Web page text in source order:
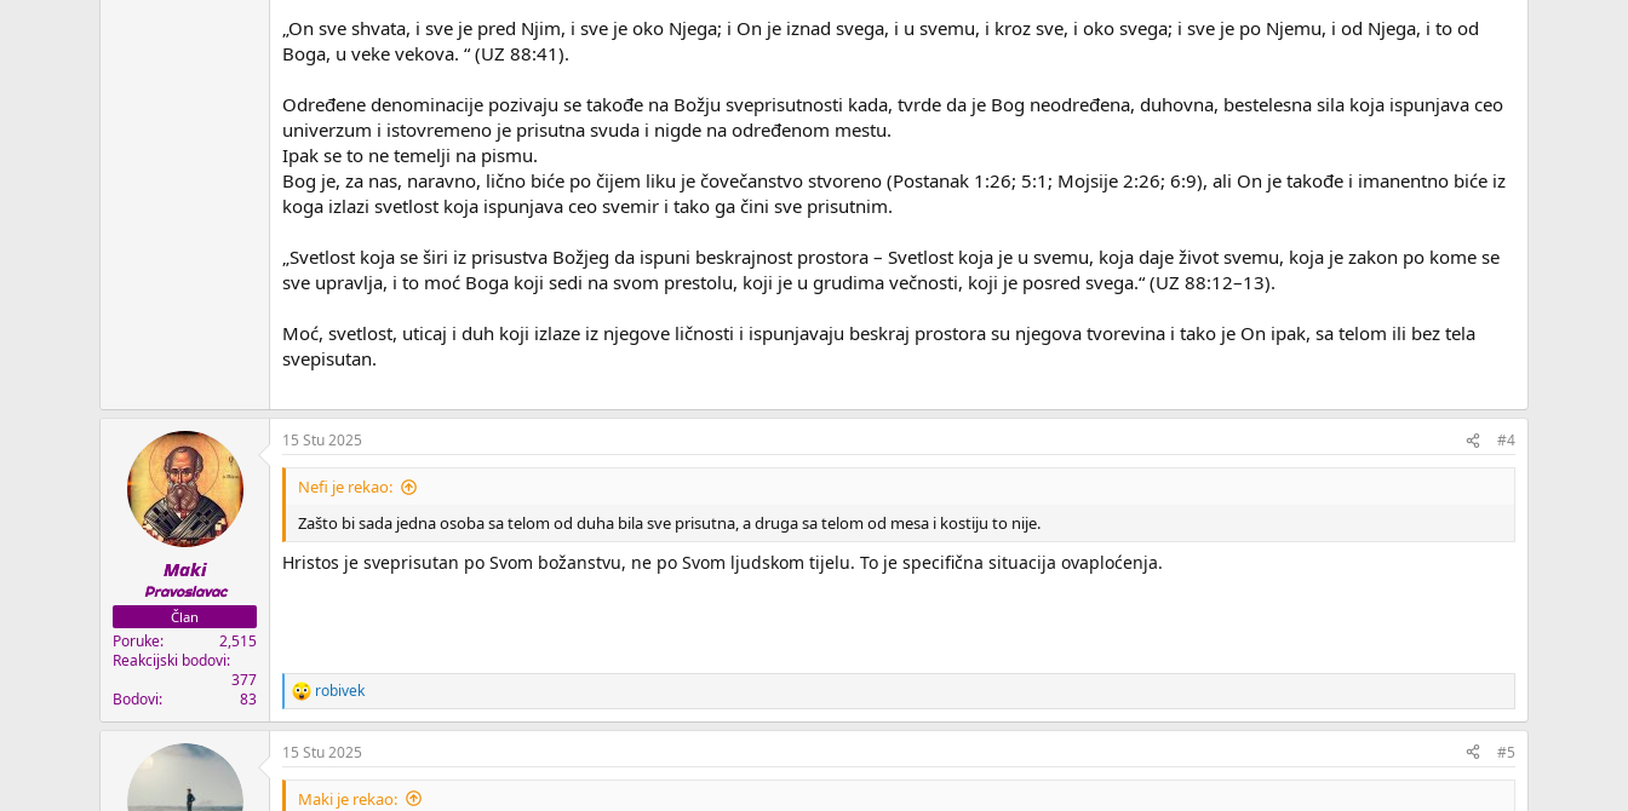
„On sve shvata, i sve je pred Njim, i sve je oko Njega; i On je iznad svega, i u svemu, i kroz sve, i oko svega; i sve je po Njemu, i od Njega, i to od
Boga, u veke vekova. “ (UZ 88:41).
Određene denominacije pozivaju se takođe na Božju sveprisutnosti kada, tvrde da je Bog neodređena, duhovna, bestelesna sila koja ispunjava ceo
univerzum i istovremeno je prisutna svuda i nigde na određenom mestu.
Ipak se to ne temelji na pismu.
Bog je, za nas, naravno, lično biće po čijem liku je čovečanstvo stvoreno (Postanak 1:26; 5:1; Mojsije 2:26; 6:9), ali On je takođe i imanentno biće iz
koga izlazi svetlost koja ispunjava ceo svemir i tako ga čini sve prisutnim.
„Svetlost koja se širi iz prisustva Božjeg da ispuni beskrajnost prostora – Svetlost koja je u svemu, koja daje život svemu, koja je zakon po kome se
sve upravlja, i to moć Boga koji sedi na svom prestolu, koji je u grudima večnosti, koji je posred svega.“ (UZ 88:12–13).
Moć, svetlost, uticaj i duh koji izlaze iz njegove ličnosti i ispunjavaju beskraj prostora su njegova tvorevina i tako je On ipak, sa telom ili bez tela
svepisutan.
Maki
Pravoslavac
Član
Poruke
2,515
Reakcijski bodovi
377
Bodovi
83
15 Stu 2025 #4
Nefi je rekao:
Zašto bi sada jedna osoba sa telom od duha bila sve prisutna, a druga sa telom od mesa i kostiju to nije.
Hristos je sveprisutan po Svom božanstvu, ne po Svom ljudskom tijelu. To je specifična situacija ovaploćenja.
R
e
a
k
c
robivek
15 Stu 2025 #5
Maki je rekao: